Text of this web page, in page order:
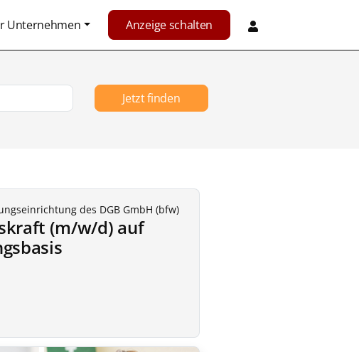
Unternehmen Anzeige schalten
Jetzt finden
des DGB GmbH (bfw)
(m/w/d) auf